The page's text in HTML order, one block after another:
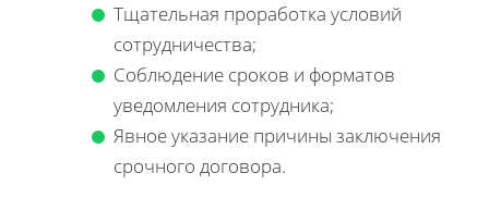
Тщательная проработка условий
сотрудничества;
Соблюдение сроков и форматов
уведомления сотрудника;
Явное указание причины заключения
срочного договора.